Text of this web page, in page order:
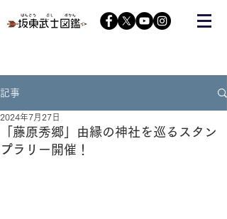
記事
「藤原秀郷」由縁の神社を巡るスタン
プラリー開催！
2024年7月27日